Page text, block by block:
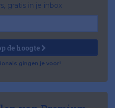
gratis in je inbox
de hoogte
gingen je voor!